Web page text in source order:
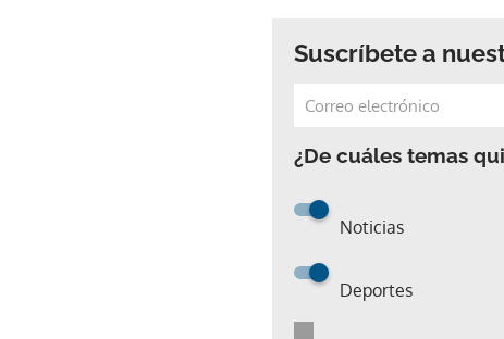
Suscríbete a
¿De cuáles temas
Noticias
Deportes